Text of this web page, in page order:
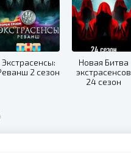
Экстрасенсы:
2 сезон
Новая Битва
экстрасенсов
24 сезон